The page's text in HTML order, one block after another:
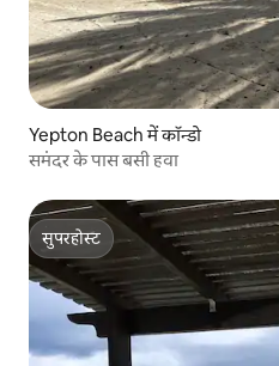
Yepton Beach में कॉन्डो
समंदर के पास बसी हवा
सुपरहोस्ट
सुपरहोस्ट